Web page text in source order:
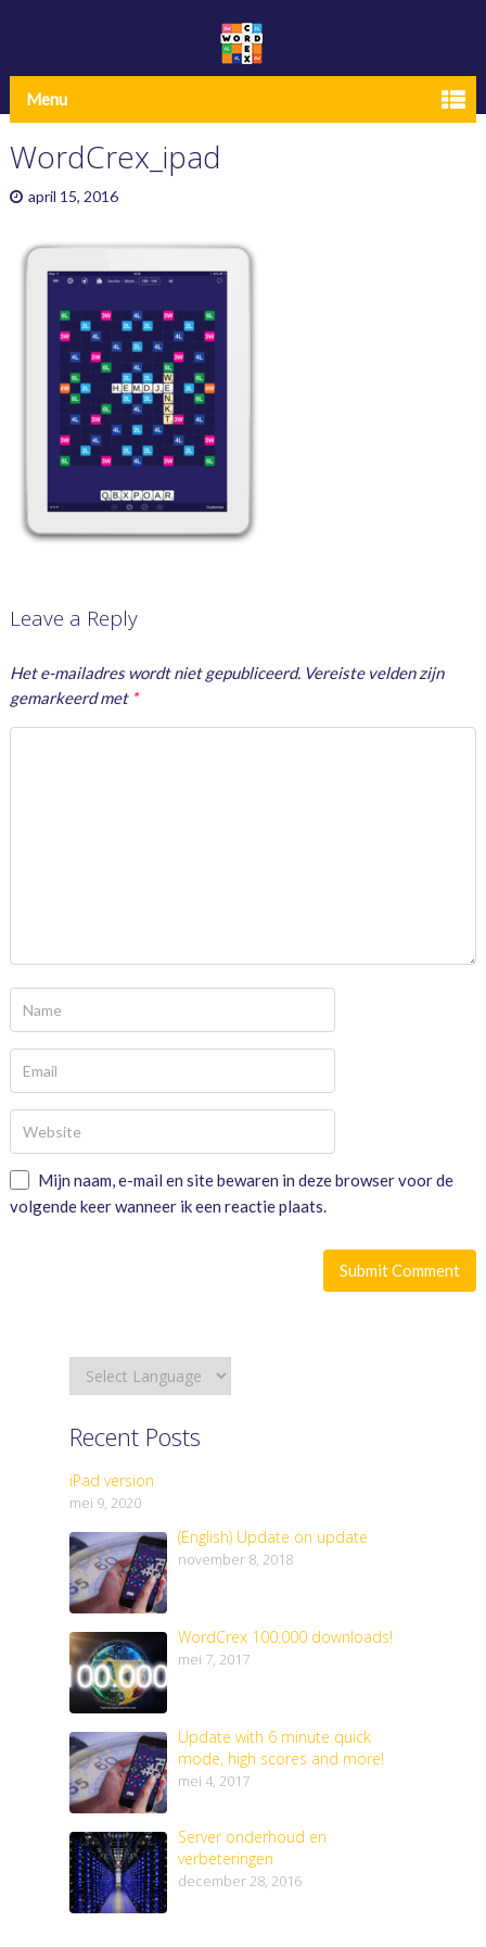
Menu
WordCrex_ipad
april 15, 2016
Leave a Reply
Het e-mailadres wordt niet gepubliceerd.Vereiste velden zijn
gemarkeerd met *
Mijn naam, e-mail en site bewaren in deze browser voor de
volgende keer wanneer ik een reactie plaats.
Recent Posts
iPad version
mei 9, 2020
(English) Update on update
november 8, 2018
WordCrex 100.000 downloads!
mei 7, 2017
Update with 6 minute quick
mode, high scores and more!
mei 4, 2017
Server onderhoud en
verbeteringen
december 28, 2016